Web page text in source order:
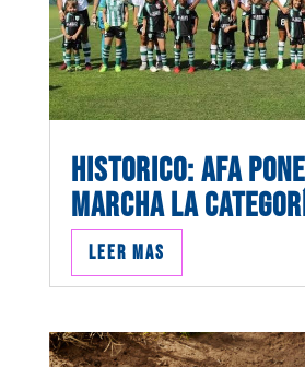
HISTORICO: AFA
MARCHA LA
Leer mas